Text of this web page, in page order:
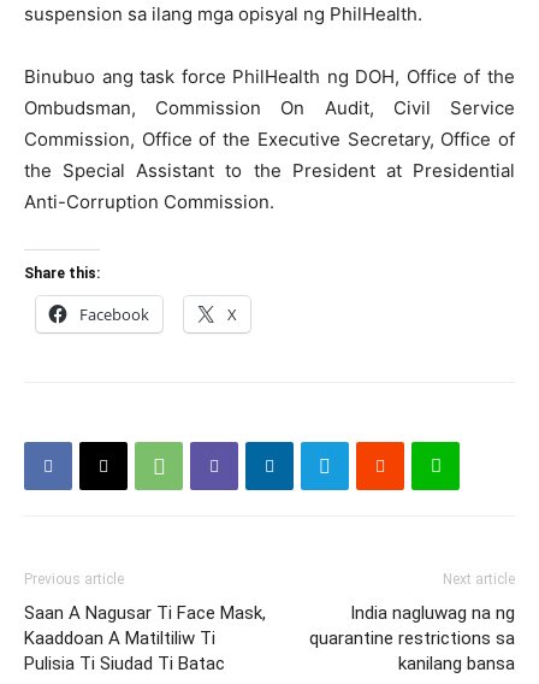
suspension sa ilang mga opisyal ng PhilHealth.
Binubuo ang task force PhilHealth ng DOH, Office of the
Ombudsman, Commission On Audit, Civil Service
Commission, Office of the Executive Secretary, Office of
the Special Assistant to the President at Presidential
Anti-Corruption Commission.
Share this:
Facebook X
Previous article
Saan A Nagusar Ti Face Mask,
Kaaddoan A Matiltiliw Ti
Pulisia Ti Siudad Ti Batac
Next article
India nagluwag na ng
quarantine restrictions sa
kanilang bansa